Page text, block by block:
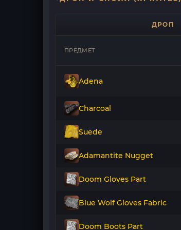
ДРОП
ПРЕДМЕТ
Adena
Charcoal
Suede
Adamantite Nugget
Doom Gloves Part
Blue Wolf Gloves Fabric
Doom Boots Part